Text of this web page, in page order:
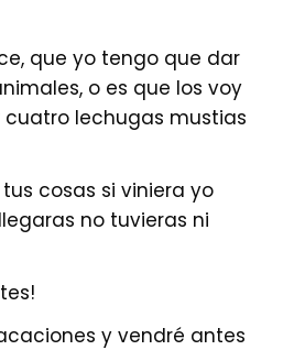
que yo tengo que dar
o es que los voy
cuatro lechugas mustias
cosas si viniera yo
no tuvieras ni
y vendré antes